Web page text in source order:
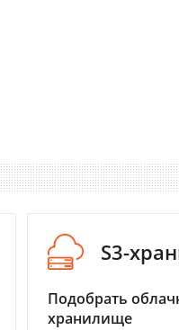
S3-
Подобрать
хранилище